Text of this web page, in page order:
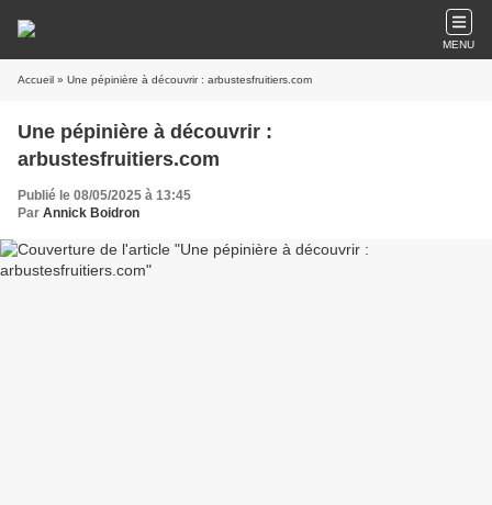
MENU
Accueil » Une pépinière à découvrir : arbustesfruitiers.com
Une pépinière à découvrir :
arbustesfruitiers.com
Publié le 08/05/2025 à 13:45
Par Annick Boidron